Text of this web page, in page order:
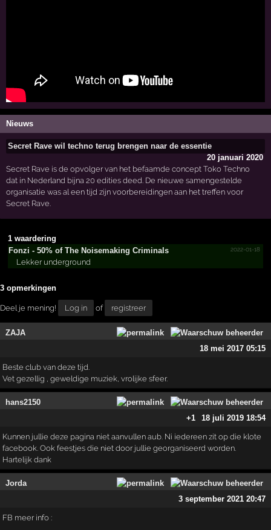
Nieuws
Secret Rave wil techno terug brengen naar de essentie
20 januari 2020
Secret Rave is de opvolger van het befaamde concept Toko Techno
dat in Nederland bijna 20 edities deed. De nieuwe samengestelde
organisatie was al een tijd zijn voorbereidingen aan het treffen voor
Secret Rave.
1 waardering
Fonzi - 50% of The Noisemaking Criminals
2022-01-18
Lekker underground
3 opmerkingen
Deel je mening! Log in of registreer
ZAJA
18 mei 2017 05:15
Beste club van deze tijd.
Vet gezellig , geweldige muziek, vrolijke sfeer.
hans2150
+1
18 juli 2019 18:54
Kunnen jullie deze pagina niet aanvullen aub. Ni iedereen zit op die klote
facebook. Ook feestjes die niet door jullie georganiseerd worden.
Hartelijk dank
Jorda
3 september 2021 20:47
FB meer info :